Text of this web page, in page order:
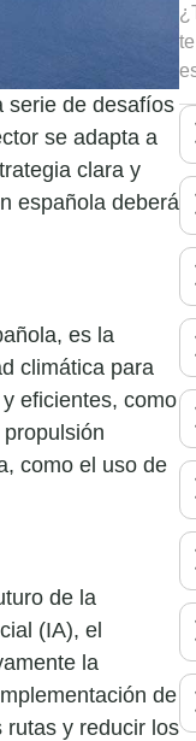
serie de desafíos
se adapta a
clara y
española deberá
es la
climática para
eficientes, como
como el uso de
de la
(IA), el
la
de
rutas y reducir los